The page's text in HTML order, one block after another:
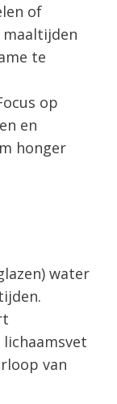
of
te
op
en
honger
water
van